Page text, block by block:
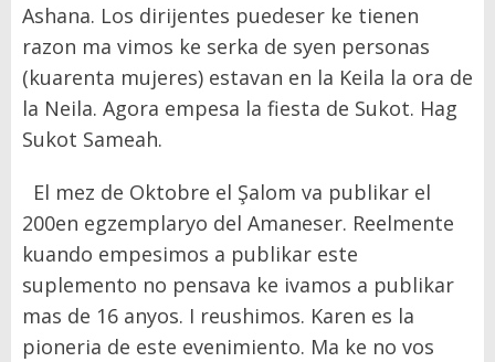
Ashana. Los dirijentes puedeser ke tienen
razon ma vimos ke serka de syen personas
(kuarenta mujeres) estavan en la Keila la ora de
la Neila. Agora empesa la fiesta de Sukot. Hag
Sukot Sameah.
El mez de Oktobre el Şalom va publikar el
200en egzemplaryo del Amaneser. Reelmente
kuando empesimos a publikar este
suplemento no pensava ke ivamos a publikar
mas de 16 anyos. I reushimos. Karen es la
pioneria de este evenimiento. Ma ke no vos